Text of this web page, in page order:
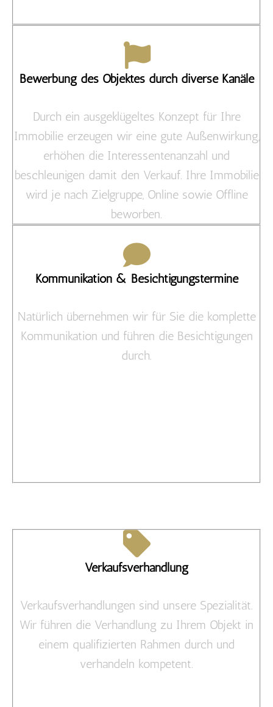
Bewerbung des Objektes durch diverse Kanäle
Durch ein ausgeklügeltes Konzept für Ihre
Immobilie erzeugen wir eine gute Außenwirkung,
erhöhen die Interessentenanzahl und
beschleunigen damit den Verkauf. Ihre Immobilie
wird je nach Zielgruppe, Online sowie Offline
beworben.
Kommunikation & Besichtigungstermine
Natürlich übernehmen wir für Sie die komplette
Kommunikation und führen die Besichtigungen
durch.
Verkaufsverhandlung
Verkaufsverhandlungen sind unsere Spezialität.
Wir führen die Verhandlung zu Ihrem Objekt in
einem qualifizierten Rahmen durch und
verhandeln kompetent.